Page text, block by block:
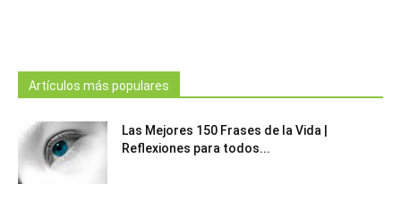
Artículos más populares
Las Mejores 150 Frases de la Vida |
Reflexiones para todos...